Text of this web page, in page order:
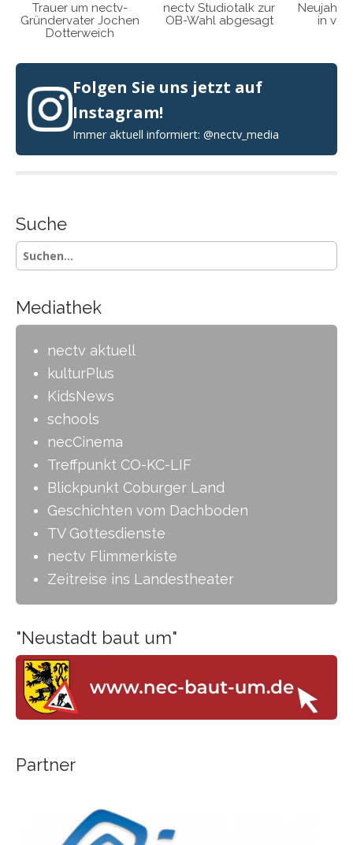
Trauer um nectv-
Gründervater Jochen
Dotterweich
nectv Studiotalk zur
OB-Wahl abgesagt
in
Folgen Sie uns jetzt auf
Instagram!
Immer aktuell informiert: @nectv_media
Suche
S
u
e
n
Mediathek
-
nectv aktuell
kulturPlus
KidsNews
schools
necCinema
Treffpunkt CO-KC-LIF
Blickpunkt Coburger Land
Geschichten vom Dachboden
TV Gottesdienste
nectv Flimmerkiste
Zeitreise ins Landestheater
-
"Neustadt baut um"
Partner